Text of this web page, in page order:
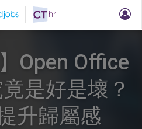
Open Office
是好是壞？
升歸屬感